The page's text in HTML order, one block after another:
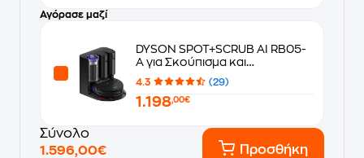
Αγόρασε μαζί
DYSON SPOT+SCRUB AI RB05-
A για Σκούπισμα και
Σφουγγάρισμα Μαύρο Σκούπα
Ρομπότ
4.3 (29)
1.198,00€
Σύνολο
1.596,00€
Προσθήκη